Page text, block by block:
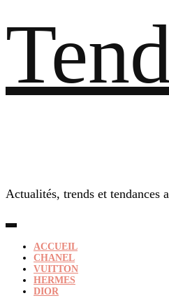
Actualités, trends et tendances
ACCUEIL
CHANEL
VUITTON
HERMES
DIOR